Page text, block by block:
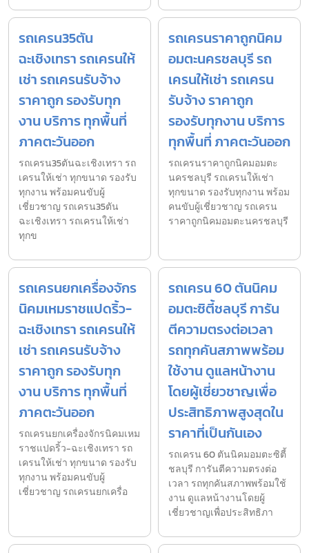
รถเครน35ตัน
ฉะเชิงเทรา รถเครนให้
เช่า รถเครนรับจ้าง
ราคาถูก รองรับทุก
งาน บริการ ทุกพื้นที่
ภาคตะวันออก
รถเครน35ตันฉะเชิงเทรา รถ
เครนให้เช่า ทุกขนาด รองรับ
ทุกงาน พร้อมคนขับผู้
เชี่ยวชาญ รถเครน35ตัน
ฉะเชิงเทรา รถเครนให้เช่า
ทุกข
รถเครนราคาถูกนิคม
อมตะนครชลบุรี รถ
เครนให้เช่า รถเครน
รับจ้าง ราคาถูก
รองรับทุกงาน บริการ
ทุกพื้นที่ ภาคตะวันออก
รถเครนราคาถูกนิคมอมตะ
นครชลบุรี รถเครนให้เช่า
ทุกขนาด รองรับทุกงาน พร้อม
คนขับผู้เชี่ยวชาญ รถเครน
ราคาถูกนิคมอมตะนครชลบุรี
รถเครนยกเครื่องจักร
นิคมเหมราชแปดริ้ว-
ฉะเชิงเทรา รถเครนให้
เช่า รถเครนรับจ้าง
ราคาถูก รองรับทุก
งาน บริการ ทุกพื้นที่
ภาคตะวันออก
รถเครนยกเครื่องจักรนิคมเหม
ราชแปดริ้ว-ฉะเชิงเทรา รถ
เครนให้เช่า ทุกขนาด รองรับ
ทุกงาน พร้อมคนขับผู้
เชี่ยวชาญ รถเครนยกเครื่อ
รถเครน 60 ตันนิคม
อมตะซิตี้ชลบุรี การัน
ตีความตรงต่อเวลา
รถทุกคันสภาพพร้อม
ใช้งาน ดูแลหน้างาน
โดยผู้เชี่ยวชาญเพื่อ
ประสิทธิภาพสูงสุดใน
ราคาที่เป็นกันเอง
รถเครน 60 ตันนิคมอมตะซิตี้
ชลบุรี การันตีความตรงต่อ
เวลา รถทุกคันสภาพพร้อมใช้
งาน ดูแลหน้างานโดยผู้
เชี่ยวชาญเพื่อประสิทธิภา